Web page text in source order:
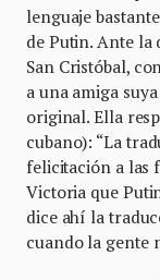
lenguaje bastante
de Putin. Ante la
San Cristóbal,
a una amiga
original. Ella
cubano): “La
felicitación a las
Victoria que
dice ahí la
cuando la gente